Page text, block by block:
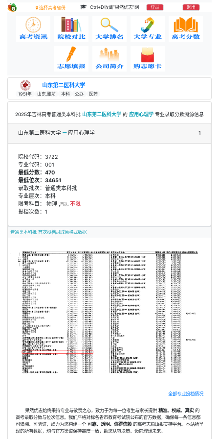
选择高考省份 Ctrl+D收藏“果然优志”网 登录 退出
山东第二医科大学
1951年 山东.潍坊 本科 公办 医药
2025年吉林高考普通类本科批 山东第二医科大学 的 应用心理学 专业录取分数溯源信息
山东第二医科大学 应用心理学 1
院校代码：3722
专业代码：001
最低分数：470
最低位次：34651
录取批次：普通类本科批
专业层次：本科
限考科目： 物理 ,再选: 不限
投档次数：1
普通类本科批 首次投档录取原格式数据
全部专业投档情况
果然优志始终秉持专业与敬畏之心，致力于为每一位考生与家长提供 精准、权威、真实的
高考录取分数与位次信息。我们严格对标各省市教育考试院公布的官方数据，确保每一条信息都
可追溯、可验证，竭力为您构建一个 可靠、透明、值得信赖 的高考志愿填报支持平台。本站所呈
现的所有数据，均与官方渠道保持高度一致，助您从容决策、迈向理想未来。